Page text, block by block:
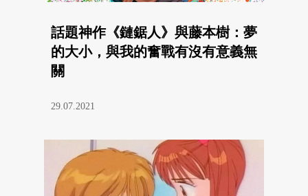
話題神作《鏈鋸人》與藤本樹：夢
的大小，與我的奮戰有沒有意義無
關
29.07.2021